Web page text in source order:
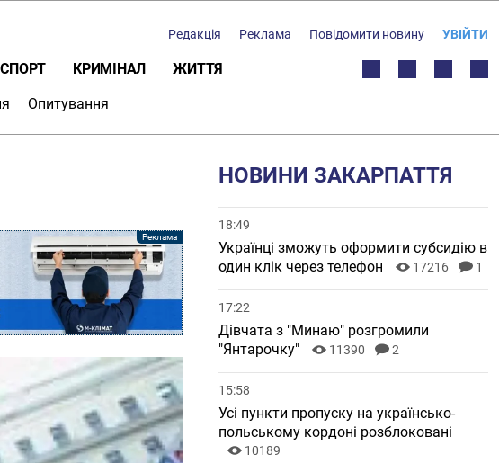
Редакція Реклама Повідомити новину УВІЙТИ
СПОРТ КРИМІНАЛ ЖИТТЯ
Опитування
НОВИНИ ЗАКАРПАТТЯ
18:49
Українці зможуть оформити субсидію в
один клік через телефон
17216 1
17:22
Дівчата з "Минаю" розгромили
"Янтарочку"
11390 2
15:58
Усі пункти пропуску на українсько-
польському кордоні розблоковані
10189